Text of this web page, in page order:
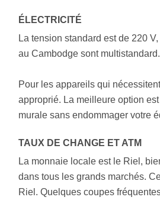
ÉLECTRICITÉ
La tension standard est de 220
au Cambodge sont multistandard.
Pour les appareils qui
approprié. La meilleure option
murale sans endommager votre
TAUX DE CHANGE ET ATM
La monnaie locale est le Riel,
dans tous les grands marchés.
Riel. Quelques coupes